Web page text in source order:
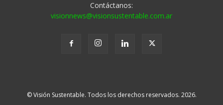
Contáctanos:
visionnews@visionsustentable.com.ar
© Visión Sustentable. Todos los derechos reservados. 2026.